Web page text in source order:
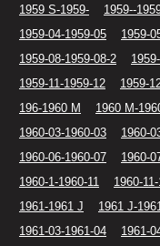
1959 S-1959-
1959--
1959-04-1959-05
1959-
1959-08-1959-08-2
1959-11-1959-12
1959-
196-1960 M
1960 M-
1960-03-1960-03
1960-
1960-06-1960-07
1960-
1960-1-1960-11
1960-
1961-1961 J
1961 J-
1961-03-1961-04
1961-